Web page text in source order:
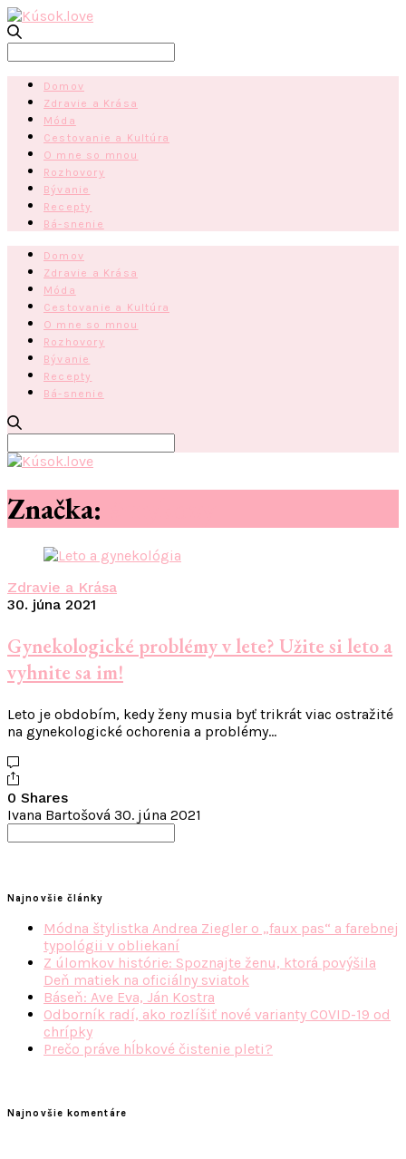
Domov
Zdravie a Krása
Móda
Cestovanie a Kultúra
O mne so mnou
Rozhovory
Bývanie
Recepty
Bá-snenie
Domov
Zdravie a Krása
Móda
Cestovanie a Kultúra
O mne so mnou
Rozhovory
Bývanie
Recepty
Bá-snenie
for:
Značka:
Zdravie a Krása
30. júna 2021
Gynekologické problémy v lete? Užite si leto a
vyhnite sa im!
Leto je obdobím, kedy ženy musia byť trikrát viac ostražité
na gynekologické ochorenia a problémy…
0 Shares
Ivana Bartošová 30. júna 2021
Najnovšie články
Módna štylistka Andrea Ziegler o „faux pas“ a farebnej
typológii v obliekaní
Z úlomkov histórie: Spoznajte ženu, ktorá povýšila
Deň matiek na oficiálny sviatok
Báseň: Ave Eva, Ján Kostra
Odborník radí, ako rozlíšiť nové varianty COVID-19 od
chrípky
Prečo práve hĺbkové čistenie pleti?
Najnovšie komentáre